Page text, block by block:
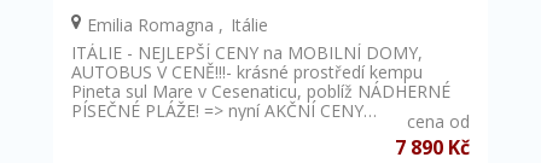
Emilia Romagna
Itálie
ITÁLIE - NEJLEPŠÍ CENY na MOBILNÍ DOMY,
AUTOBUS V CENĚ!!!- krásné prostředí kempu
Pineta sul Mare v Cesenaticu, poblíž NÁDHERNÉ
PÍSEČNÉ PLÁŽE! => nyní AKČNÍ CENY…
cena od
7 890 Kč